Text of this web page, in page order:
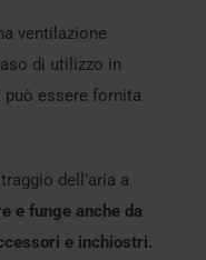
ventilazione
di utilizzo in
può essere fornita
dell’aria a
e funge anche da
e inchiostri.